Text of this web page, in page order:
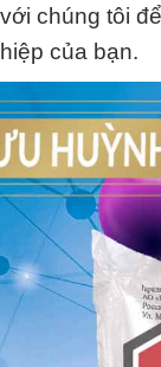
chúng tôi
của bạn.